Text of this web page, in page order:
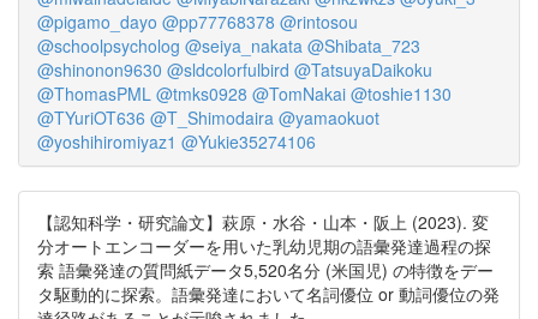
@pigamo_dayo @pp77768378 @rintosou
@schoolpsycholog @seiya_nakata @Shibata_723
@shinonon9630 @sldcolorfulbird @TatsuyaDaikoku
@ThomasPML @tmks0928 @TomNakai @toshie1130
@TYuriOT636 @T_Shimodaira @yamaokuot
@yoshihiromiyaz1 @Yukie35274106
【認知科学・研究論文】萩原・水谷・山本・阪上 (2023). 変
分オートエンコーダーを用いた乳幼児期の語彙発達過程の探
索 語彙発達の質問紙データ5,520名分 (米国児) の特徴をデー
タ駆動的に探索。語彙発達において名詞優位 or 動詞優位の発